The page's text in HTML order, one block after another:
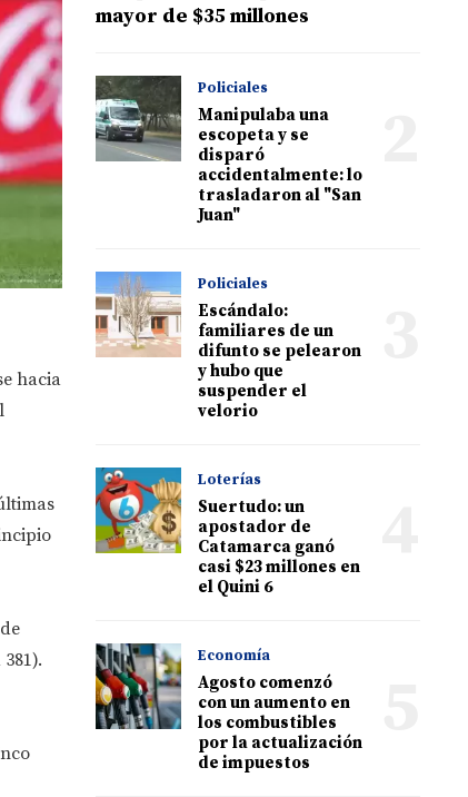
hacia
mayor de $35 millones
Policiales
Manipulaba una
escopeta y se
disparó
accidentalmente: lo
trasladaron al "San
Juan"
Policiales
Escándalo:
familiares de un
difunto se pelearon
y hubo que
suspender el
velorio
Loterías
Suertudo: un
apostador de
Catamarca ganó
casi $23 millones en
el Quini 6
Economía
Agosto comenzó
con un aumento en
los combustibles
por la actualización
de impuestos